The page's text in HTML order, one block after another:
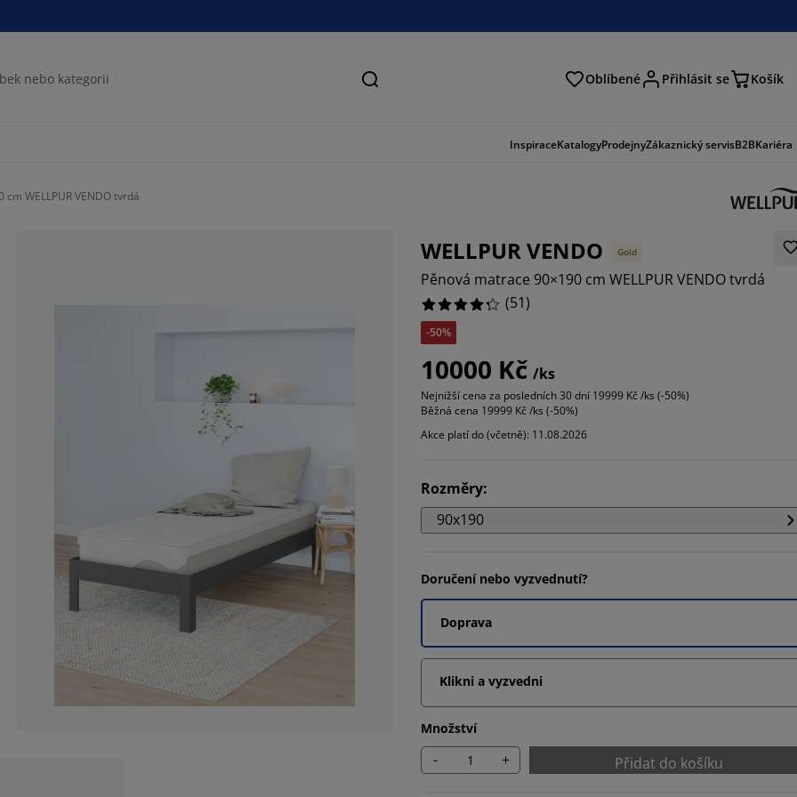
Hledat Oblíbené Přihlásit se Košík
InspiraceKatalogyProdejnyZákaznický servisB2BKariéra
WELLPUR VENDO tvrdá
WELLPUR VENDO Gold
Pěnová matrace 90×190 cm WELLPUR VENDO tvrdá
(51)
-50%
10000 Kč /ks
Nejnižší cena za posledních 30 dní 19999 Kč /ks (-50%)
Běžná cena 19999 Kč /ks (-50%)
Akce platí do (včetně): 11.08.2026
Rozměry:
90x190
Doručení nebo vyzvednutí?
Doprava
Klikni a vyzvedni
Množství
- + Přidat do košíku
5.88235294117647%
9.803921568627452%
7.8431372549019605%